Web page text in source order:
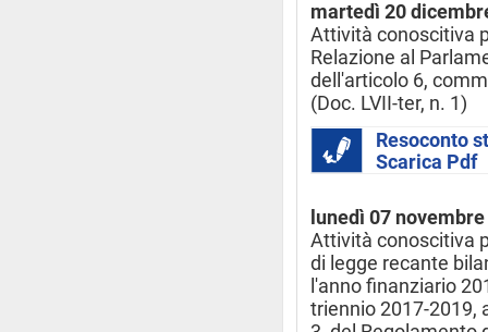
martedì 20
Attività conoscitiva
Relazione al
dell'articolo 6,
(Doc. LVII-ter, n. 1)
Resoconto
Scarica Pdf
lunedì 07
Attività conoscitiva
di legge recante
l'anno finanziario
triennio 2017-2019,